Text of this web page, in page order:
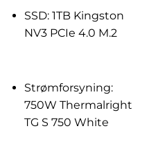
SSD: 1TB Kingston
NV3 PCIe 4.0 M.2
Strømforsyning:
750W Thermalright
TG S 750 White